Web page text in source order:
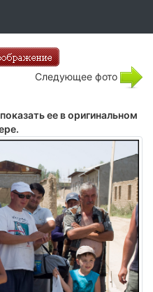
Следующее фото
ее в оригинальном